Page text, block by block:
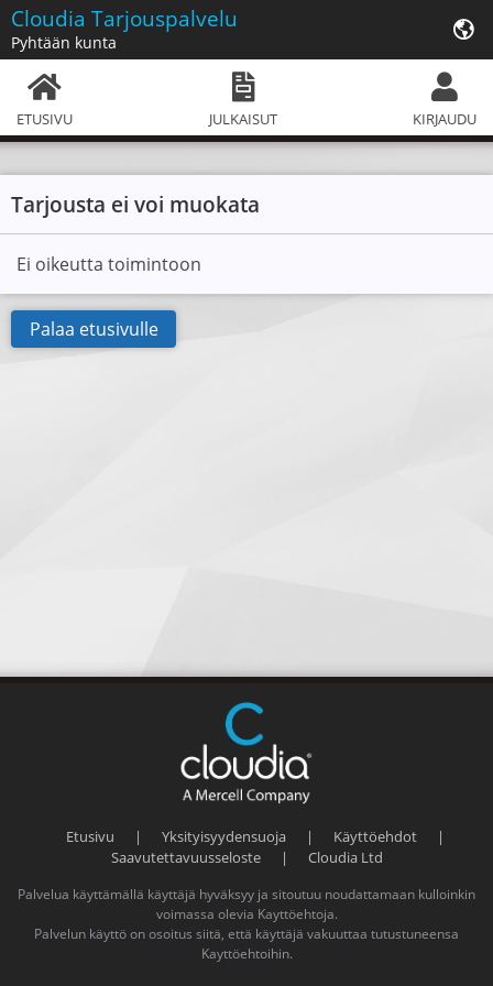
Cloudia Tarjouspalvelu
Pyhtään kunta
ETUSIVU JULKAISUT KIRJAUDU
Tarjousta ei voi muokata
Ei oikeutta toimintoon
Palaa etusivulle
Etusivu | Yksityisyydensuoja | Käyttöehdot
|
Saavutettavuusseloste
| Cloudia Ltd
Palvelua käyttämällä käyttäjä hyväksyy ja sitoutuu noudattamaan kulloinkin
voimassa olevia Kayttöehtoja.
Palvelun käyttö on osoitus siitä, että käyttäjä vakuuttaa tutustuneensa
Kayttöehtoihin.